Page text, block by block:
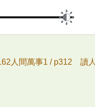
人間萬事1 / p312 讀人